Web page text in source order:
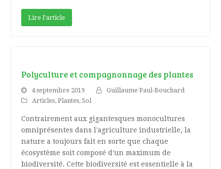
Lire l'article
Polyculture et compagnonnage des plantes
4 septembre 2019
Guillaume Paul-Bouchard
Articles,Plantes,Sol
Contrairement aux gigantesques monocultures
omniprésentes dans l'agriculture industrielle, la
nature a toujours fait en sorte que chaque
écosystème soit composé d'un maximum de
biodiversité. Cette biodiversité est essentielle à la